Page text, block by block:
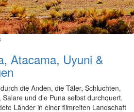
Atacama, Uyuni &
die Anden, die Täler, Schluchten,
und die Puna selbst durchquert.
Länder in einer filmreifen Landschaft